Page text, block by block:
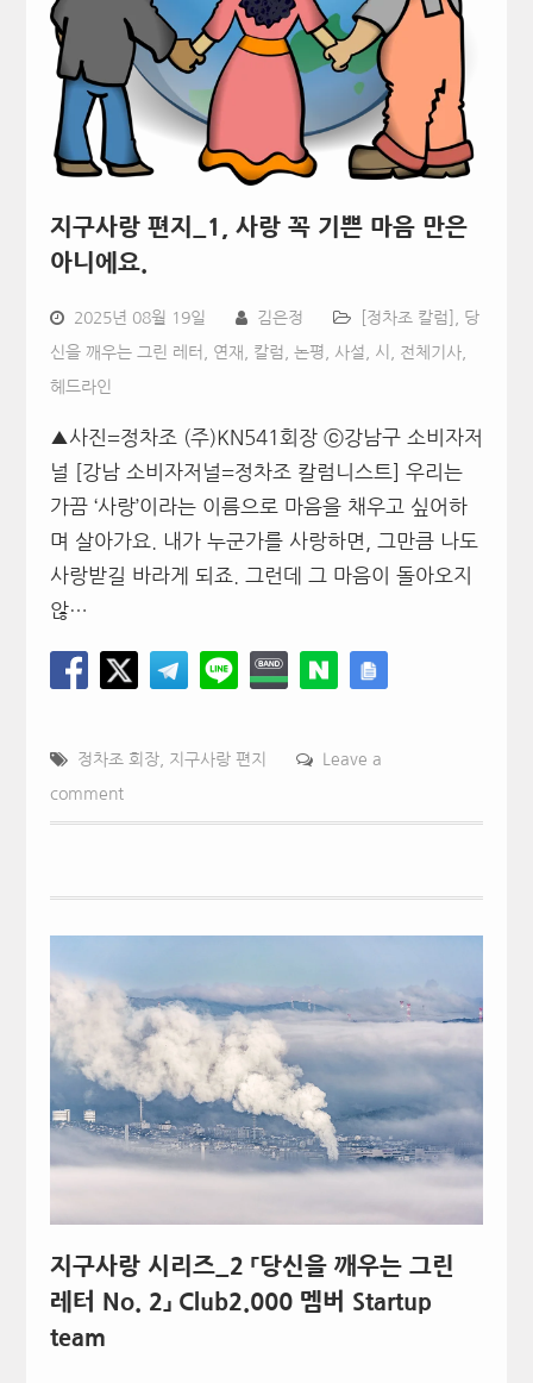
지구사랑 편지_1, 사랑 꼭 기쁜 마음 만은
아니에요.
2025년 08월 19일 김은정 [정차조 칼럼] 당
신을 깨우는 그린 레터 연재, 칼럼, 논평, 사설, 시 전체기사,
헤드라인
▲사진=정차조 (주)KN541회장 ⓒ강남구 소비자저
널 [강남 소비자저널=정차조 칼럼니스트] 우리는
가끔 ‘사랑’이라는 이름으로 마음을 채우고 싶어하
며 살아가요. 내가 누군가를 사랑하면, 그만큼 나도
사랑받길 바라게 되죠. 그런데 그 마음이 돌아오지
않…
정차조 회장, 지구사랑 편지 Leave a
comment
지구사랑 시리즈_2 「당신을 깨우는 그린
레터 No. 2」 Club2.000 멤버 Startup
team